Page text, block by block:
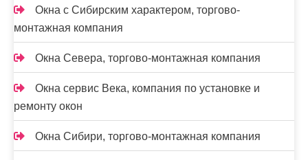
Окна с Сибирским характером, торгово-
монтажная компания
Окна Севера, торгово-монтажная компания
Окна сервис Века, компания по установке и
ремонту окон
Окна Сибири, торгово-монтажная компания